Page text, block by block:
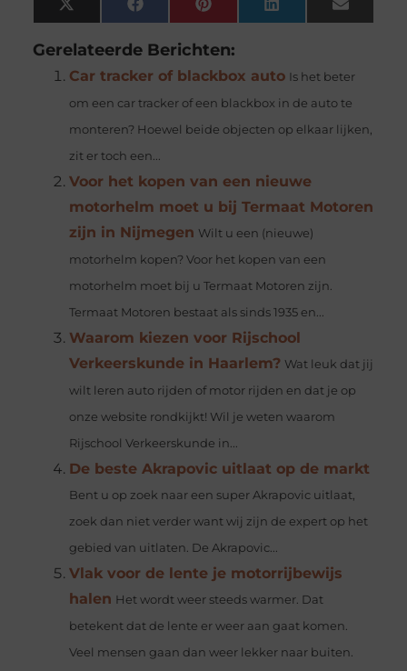
X
(Twitter)
FacebookPinterest LinkedIn Email
Gerelateerde Berichten:
Car tracker of blackbox auto Is het beter
om een car tracker of een blackbox in de auto te
monteren? Hoewel beide objecten op elkaar lijken,
zit er toch een...
Voor het kopen van een nieuwe
motorhelm moet u bij Termaat Motoren
zijn in Nijmegen Wilt u een (nieuwe)
motorhelm kopen? Voor het kopen van een
motorhelm moet bij u Termaat Motoren zijn.
Termaat Motoren bestaat als sinds 1935 en...
Waarom kiezen voor Rijschool
Verkeerskunde in Haarlem? Wat leuk dat jij
wilt leren auto rijden of motor rijden en dat je op
onze website rondkijkt! Wil je weten waarom
Rijschool Verkeerskunde in...
De beste Akrapovic uitlaat op de markt
Bent u op zoek naar een super Akrapovic uitlaat,
zoek dan niet verder want wij zijn de expert op het
gebied van uitlaten. De Akrapovic...
Vlak voor de lente je motorrijbewijs
halen Het wordt weer steeds warmer. Dat
betekent dat de lente er weer aan gaat komen.
Veel mensen gaan dan weer lekker naar buiten.